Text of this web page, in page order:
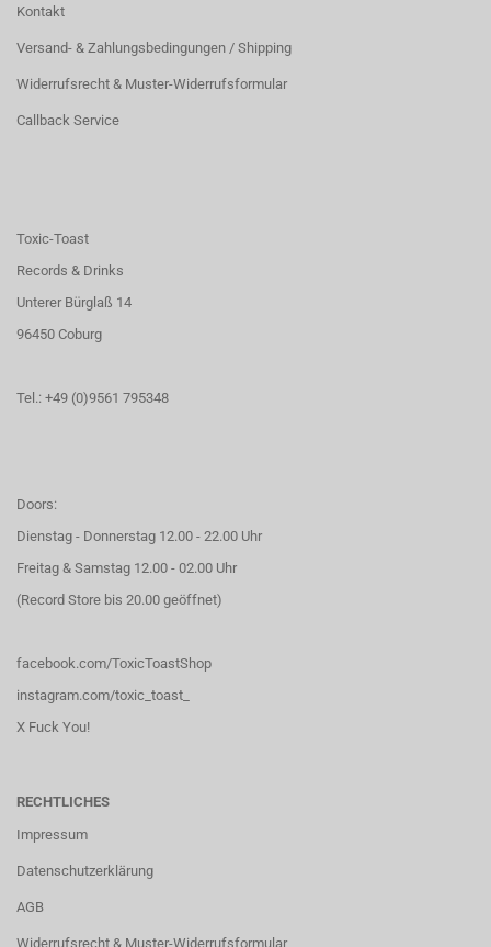
Kontakt
Versand- & Zahlungsbedingungen / Shipping
Widerrufsrecht & Muster-Widerrufsformular
Callback Service
Toxic-Toast
Records & Drinks
Unterer Bürglaß 14
96450 Coburg
Tel.: +49 (0)9561 795348
Doors:
Dienstag - Donnerstag 12.00 - 22.00 Uhr
Freitag & Samstag 12.00 - 02.00 Uhr
(Record Store bis 20.00 geöffnet)
facebook.com/ToxicToastShop
instagram.com/toxic_toast_
X Fuck You!
RECHTLICHES
Impressum
Datenschutzerklärung
AGB
Widerrufsrecht & Muster-Widerrufsformular